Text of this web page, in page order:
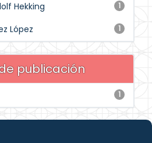
1
Hekking
1
López
publicación
1